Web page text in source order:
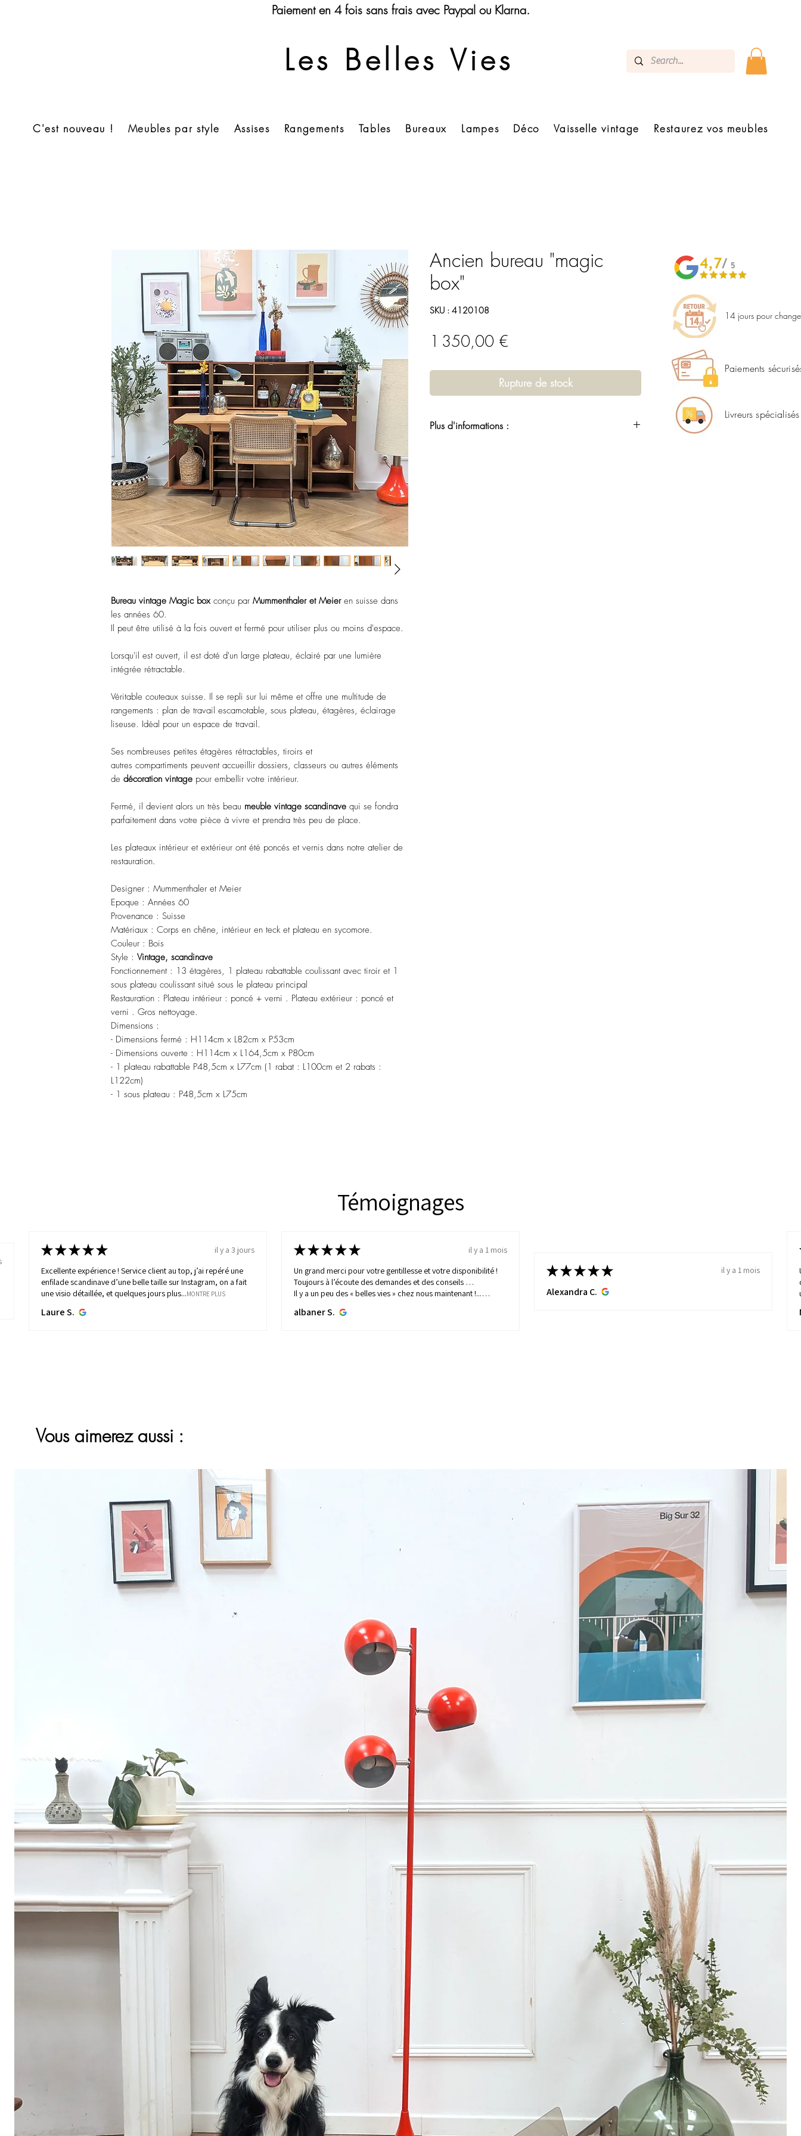
Paiement en 4 fois sans frais avec Paypal ou Klarna.
Les Belles Vies
C'est nouveau ! Meubles par style Assises Rangements Tables Bureaux Lampes Déco Vaisselle vintage Restaurez vos meubles
Témoignages
★★★★★
il y a 3 jours
Excellente expérience ! Service client au top, j’ai repéré une
enfilade scandinave d’une belle taille sur Instagram, on a fait
une visio détaillée, et quelques jours plus...MONTRE PLUS
Laure S.
★★★★★
il y a 1 mois
Un grand merci pour votre gentillesse et votre disponibilité !
Toujours à l’écoute des demandes et des conseils …
Il y a un peu des « belles vies » chez nous maintenant !...
albaner S.
★★★★★ il y a 1 mois
Alexandra C.
Bureau vintage Magic boxconçu par Mummenthaler et Meieren suisse dans
les années 60.
Il peut être utilisé à la fois ouvert et fermé pour utiliser plus ou moins d'espace.
Lorsqu'il est ouvert, il est doté d'un large plateau, éclairé par une lumière
intégrée rétractable.
Véritable couteaux suisse. Il se repli sur lui même et offre une multitude de
rangements : plan de travail escamotable, sous plateau, étagères, éclairage
liseuse. Idéal pour un espace de travail.
Ses nombreuses petites étagères rétractables, tiroirs et
autres compartiments peuvent accueillir dossiers, classeurs ou autres éléments
de décoration vintage pour embellir votre intérieur.
Fermé, il devient alors un très beau meuble vintage scandinave qui se fondra
parfaitement dans votre pièce à vivre et prendra très peu de place.
Les plateaux intérieur et extérieur ont été poncés et vernis dans notre atelier de
restauration.
Designer : Mummenthaler et Meier
Epoque : Années 60
Provenance : Suisse
Matériaux : Corps en chêne, intérieur en teck et plateau en sycomore.
Couleur : Bois
Style : Vintage, scandinave
Fonctionnement : 13 étagères, 1 plateau rabattable coulissant avec tiroir et 1
sous plateau coulissant situé sous le plateau principal
Restauration : Plateau intérieur : poncé + verni . Plateau extérieur : poncé et
verni . Gros nettoyage.
Dimensions :
- Dimensions fermé : H114cm x L82cm x P53cm
- Dimensions ouverte : H114cm x L164,5cm x P80cm
- 1 plateau rabattable P48,5cm x L77cm (1 rabat : L100cm et 2 rabats :
L122cm)
- 1 sous plateau : P48,5cm x L75cm
Ancien bureau "magic
box"
SKU : 4120108
1 350,00 €
Rupture de stock
Plus d'informations :
14 jours pour
Paiements
Livreurs spécialisés
Vous aimerez aussi :